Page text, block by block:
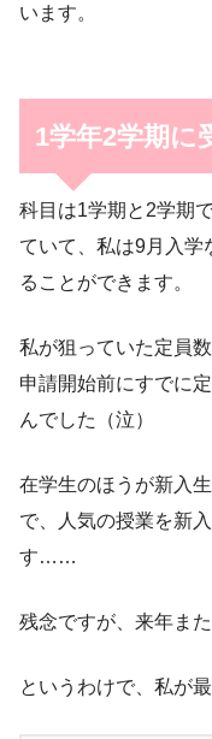
います。
1学年2学期に
科目は1学期と2学期
ていて、私は9月入学
ることができます。
私が狙っていた定員
申請開始前にすでに
んでした（泣）
在学生のほうが新入
で、人気の授業を新
す……
残念ですが、来年ま
というわけで、私が